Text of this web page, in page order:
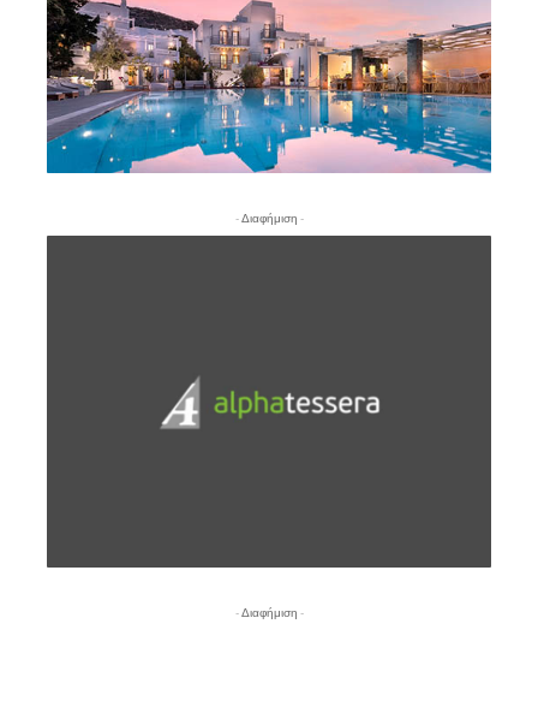
- Διαφήμιση -
- Διαφήμιση -